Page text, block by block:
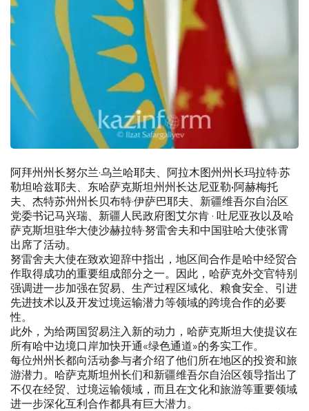
阿拜州州长努尔兰·乌兰哈耶夫、阿拉木图州州长玛拉特·苏
勒坦哈兹耶夫、东哈萨克斯坦州州长达尼亚勒•阿赫梅托
夫、杰特苏州州长贝布特·伊萨巴耶夫、新疆维吾尔自治区
党委书记马兴瑞、新疆人民政府图艾尔肯 · 吐尼亚孜以及哈
萨克斯坦驻华大使沙赫拉特·努雷舍夫和中国驻哈大使张霄
出席了活动。
努雷舍夫大使在致欢迎辞中指出，地区间合作是哈中经贸合
作取得成功的重要组成部分之一。因此，哈萨克外交官特别
强调进一步加强在贸易、生产过程区域化、粮食安全、引进
先进技术以及开发过境运输潜力等领域的跨境合作的必要
性。
此外，为给两国贸易注入新的动力，哈萨克斯坦大使提议在
所有哈中边境口岸加快开通«绿色通道»的务实工作。
每位州州长都向活动参与者介绍了他们所在地区的投资和旅
游潜力。哈萨克斯坦州长们和新疆维吾尔自治区领导指出了
不仅在经贸、过境运输领域，而且在文化和旅游等重要领域
进一步深化互利合作都具有巨大潜力。